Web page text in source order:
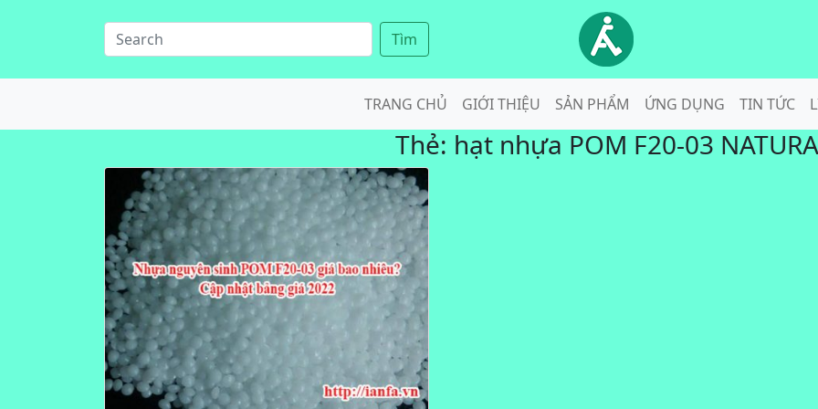
Tìm
TRANG CHỦ GIỚI THIỆU SẢN PHẨM ỨNG DỤNG TIN TỨC
Thẻ: hạt nhựa POM F20-03